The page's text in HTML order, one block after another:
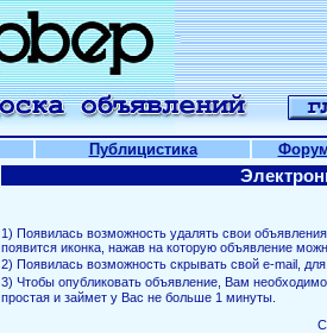
Публицистика
1) Появилась возможность удалять свои
появится иконка, нажав на которую объявление
2) Появилась возможность скрывать свой е-mail,
3) Чтобы опубликовать объявление, Вам
простая и займет у Вас не больше 1 минуты.